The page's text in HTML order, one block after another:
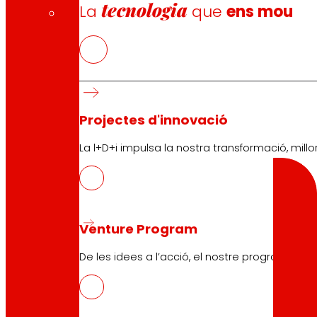
Latecnologia queens mou
Projectes d'innovació
La l+D+i impulsa la nostra transformació,
Venture Program
De les idees a l’acció, el nostre programa
Termes i condicions
Política de galetes
Política de protecció de dades
Cercador
PROMEAT, disseny i